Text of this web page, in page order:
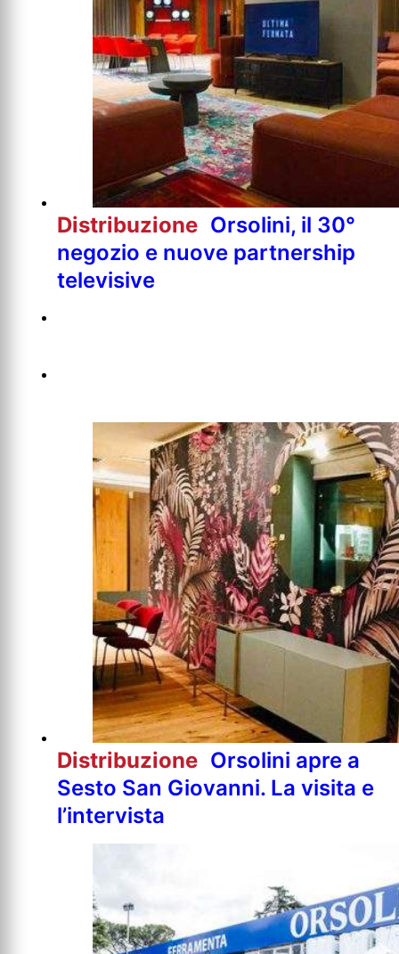
Distribuzione Orsolini, il 30°
negozio e nuove partnership
televisive
Distribuzione Orsolini apre a
Sesto San Giovanni. La visita e
l’intervista